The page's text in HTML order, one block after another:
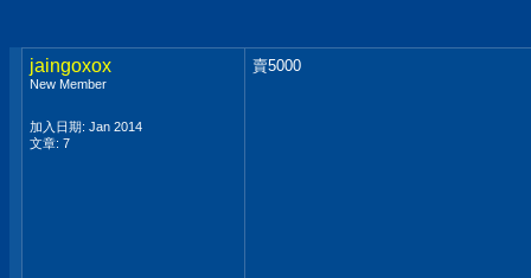
jaingoxox
New Member
加入日期: Jan 2014
文章: 7
賣5000